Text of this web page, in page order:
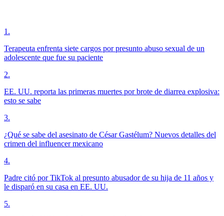
1 .
Terapeuta enfrenta siete cargos por presunto abuso sexual de un
adolescente que fue su paciente
2.
EE. UU. reporta las primeras muertes por brote de diarrea explosiva:
esto se sabe
3.
¿Qué se sabe del asesinato de César Gastélum? Nuevos detalles del
crimen del influencer mexicano
4.
Padre citó por TikTok al presunto abusador de su hija de 11 años y
le disparó en su casa en EE. UU.
5.